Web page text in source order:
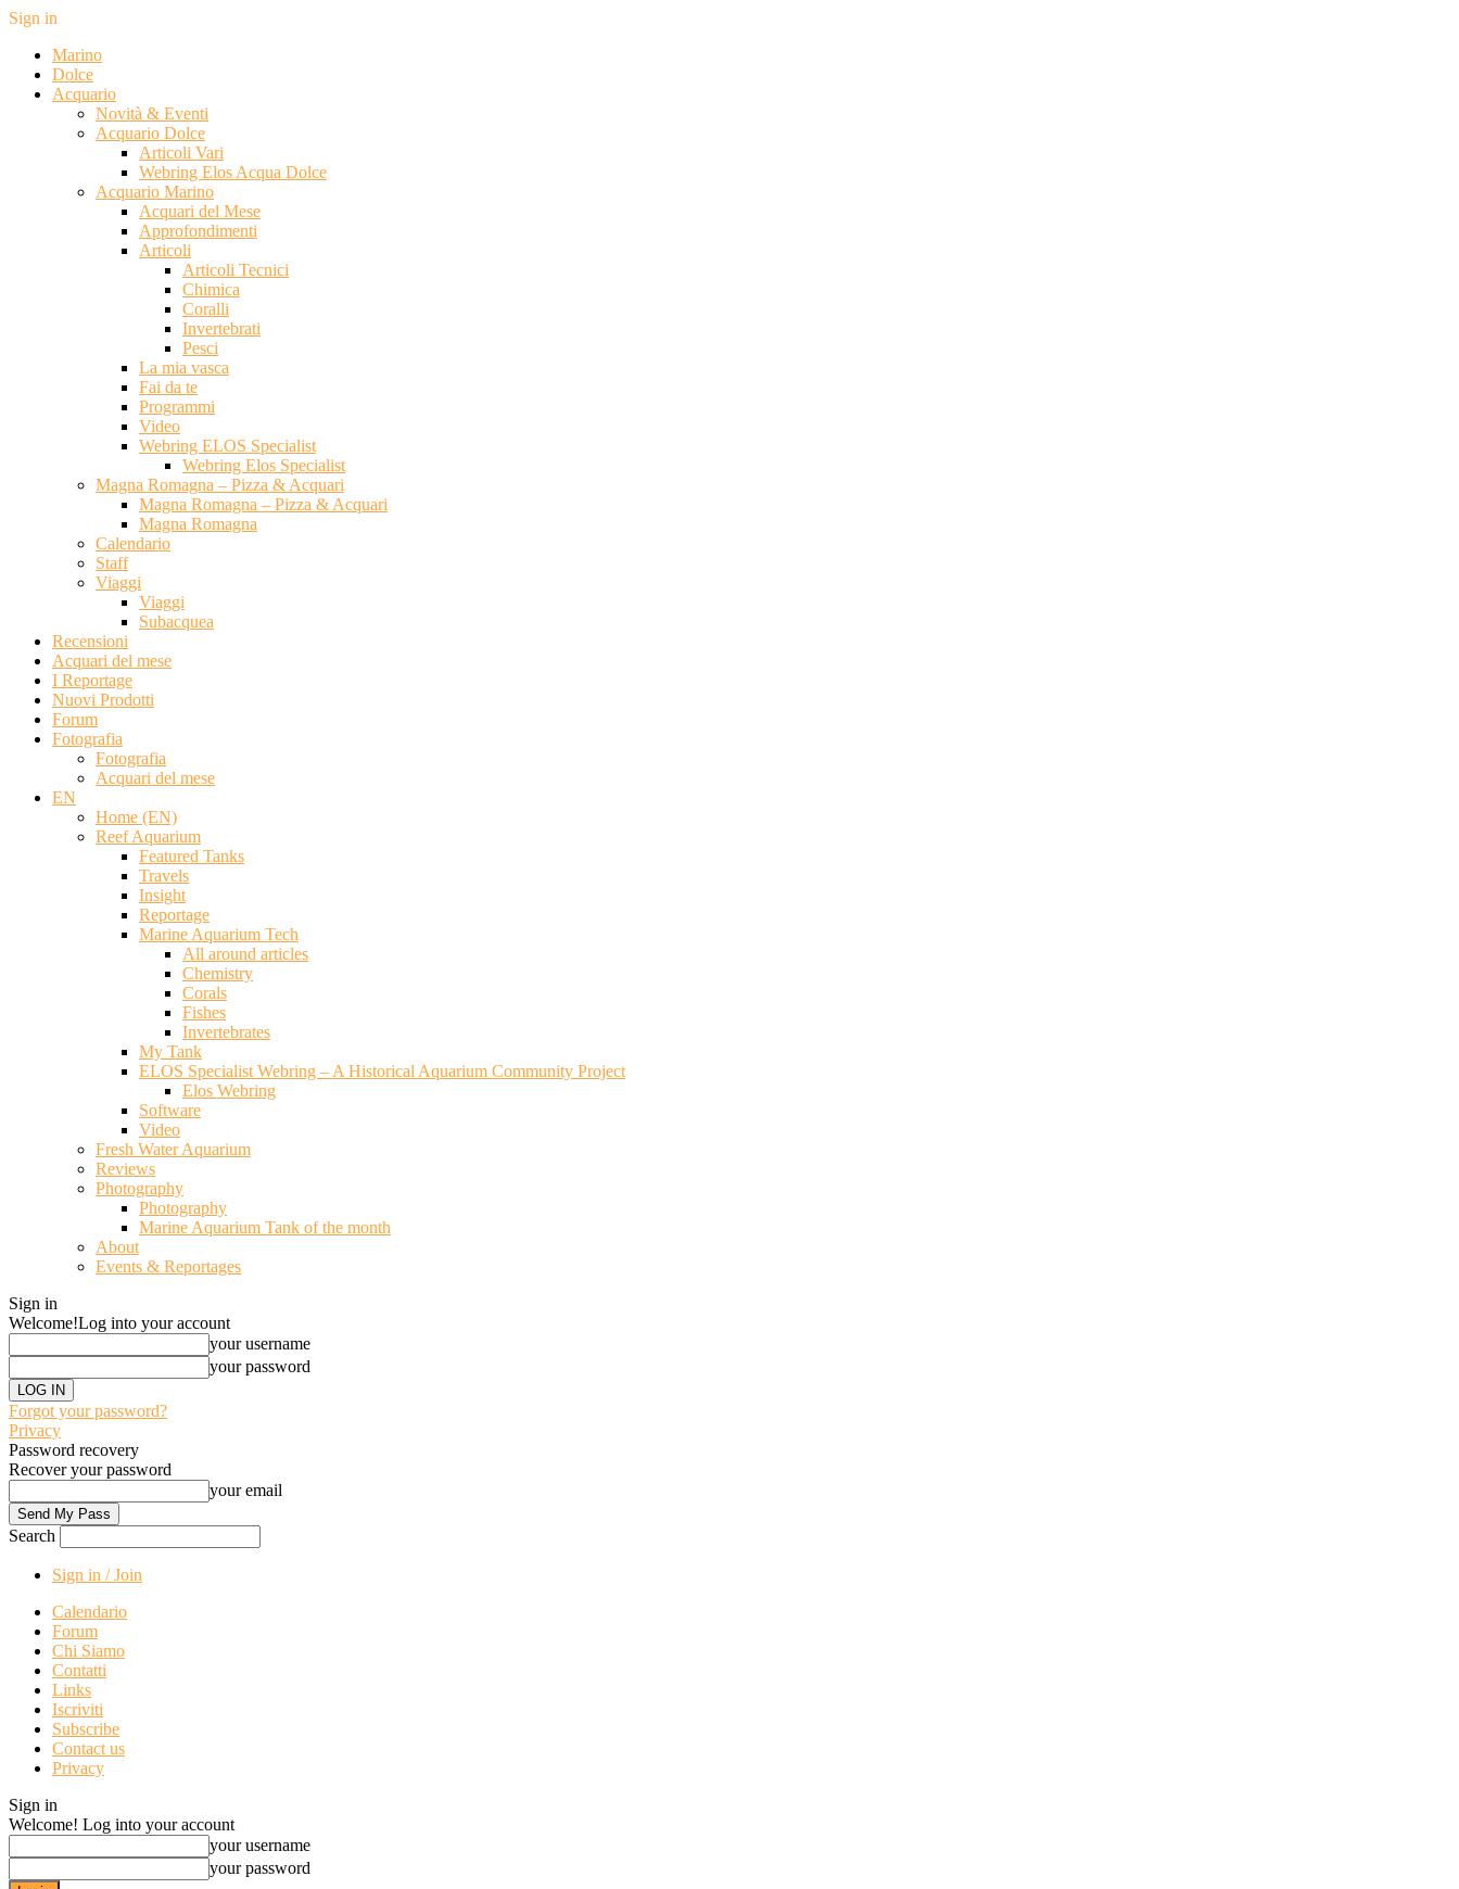
Sign in
Marino
Dolce
Acquario
Novità & Eventi
Acquario Dolce
Articoli Vari
Webring Elos Acqua Dolce
Acquario Marino
Acquari del Mese
Approfondimenti
Articoli
Articoli Tecnici
Chimica
Coralli
Invertebrati
Pesci
La mia vasca
Fai da te
Programmi
Video
Webring ELOS Specialist
Webring Elos Specialist
Magna Romagna – Pizza & Acquari
Magna Romagna – Pizza & Acquari
Magna Romagna
Calendario
Staff
Viaggi
Viaggi
Subacquea
Recensioni
Acquari del mese
I Reportage
Nuovi Prodotti
Forum
Fotografia
Fotografia
Acquari del mese
EN
Home (EN)
Reef Aquarium
Featured Tanks
Travels
Insight
Reportage
Marine Aquarium Tech
All around articles
Chemistry
Corals
Fishes
Invertebrates
My Tank
ELOS Specialist Webring – A Historical Aquarium Community Project
Elos Webring
Software
Video
Fresh Water Aquarium
Reviews
Photography
Photography
Marine Aquarium Tank of the month
About
Events & Reportages
Sign in
Welcome!Log into your account
your username
your password
Forgot your password?
Privacy
Password recovery
Recover your password
your email
Search
Sign in / Join
Calendario
Forum
Chi Siamo
Contatti
Links
Iscriviti
Subscribe
Contact us
Privacy
Sign in
Welcome! Log into your account
your username
your password